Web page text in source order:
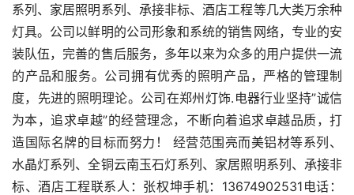
系列、家居照明系列、承接非标、酒店工程等几大类万余种
灯具。公司以鲜明的公司形象和系统的销售网络，专业的安
装队伍，完善的售后服务，多年以来为众多的用户提供一流
的产品和服务。公司拥有优秀的照明产品，严格的管理制
度，先进的照明理论。公司在郑州灯饰.电器行业坚持”诚信
为本，追求卓越”的经营理念，不断向着追求卓越品质，打
造国际名牌的目标而努力！ 经营范围亮而美铝材等系列、
水晶灯系列、全铜云南玉石灯系列、家居照明系列、承接非
标、酒店工程联系人：张权坤手机：13674902531电话：